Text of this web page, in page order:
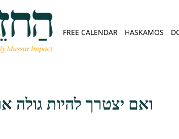
FREE CALENDAR HASKAMOS
ואם יצטרך להיות גולה